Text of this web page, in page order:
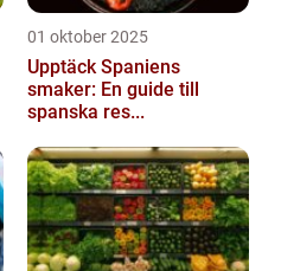
01 oktober 2025
Upptäck Spaniens
smaker: En guide till
spanska res...